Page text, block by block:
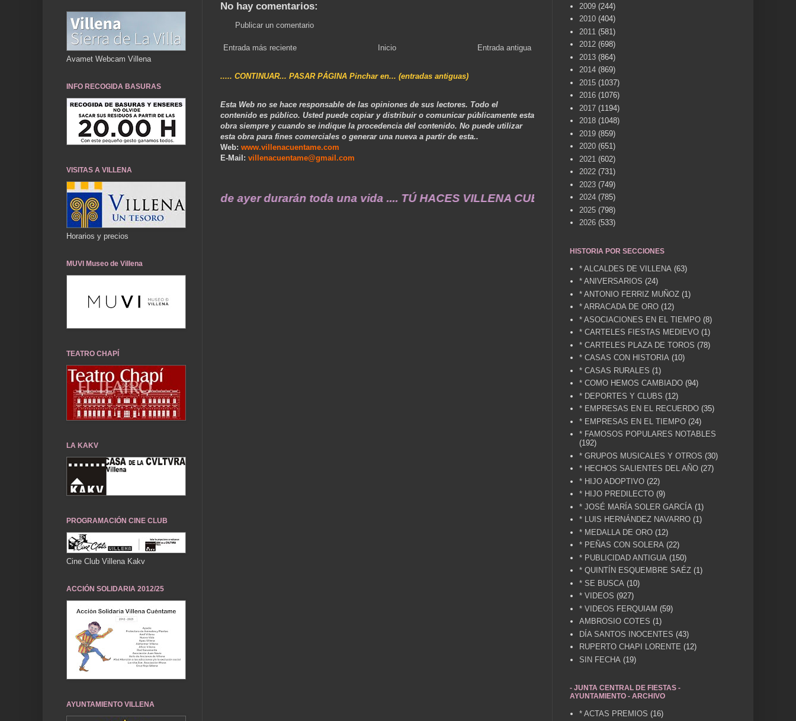
No hay comentarios:
Publicar un comentario
Entrada más reciente Entrada antigua
Inicio
..... CONTINUAR... PASAR PÁGINA Pinchar en... (entradas antiguas)
Esta Web no se hace responsable de las opiniones de sus lectores. Todo el
contenido es público. Usted puede copiar y distribuir o comunicar públicamente esta
obra siempre y cuando se indique la procedencia del contenido. No puede utilizar
esta obra para fines comerciales o generar una nueva a partir de esta..
Web: www.villenacuentame.com
E-Mail: villenacuentame@gmail.com
... Nuestros recuerdos de ayer durarán toda una vida .... TÚ HACES VILLENA CUÉNTAME... UN SERVICIO A LA MEMORIA HISTÓRICA
Avamet Webcam Villena
INFO RECOGIDA BASURAS
VISITAS A VILLENA
Horarios y precios
MUVI Museo de Villena
TEATRO CHAPÍ
LA KAKV
PROGRAMACIÓN CINE CLUB
Cine Club Villena Kakv
ACCIÓN SOLIDARIA 2012/25
AYUNTAMIENTO VILLENA
2009 (244)
2010 (404)
2011 (581)
2012 (698)
2013 (864)
2014 (869)
2015 (1037)
2016 (1076)
2017 (1194)
2018 (1048)
2019 (859)
2020 (651)
2021 (602)
2022 (731)
2023 (749)
2024 (785)
2025 (798)
2026 (533)
HISTORIA POR SECCIONES
* ALCALDES DE VILLENA (63)
* ANIVERSARIOS (24)
* ANTONIO FERRIZ MUÑOZ (1)
* ARRACADA DE ORO (12)
* ASOCIACIONES EN EL TIEMPO (8)
* CARTELES FIESTAS MEDIEVO (1)
* CARTELES PLAZA DE TOROS (78)
* CASAS CON HISTORIA (10)
* CASAS RURALES (1)
* COMO HEMOS CAMBIADO (94)
* DEPORTES Y CLUBS (12)
* EMPRESAS EN EL RECUERDO (35)
* EMPRESAS EN EL TIEMPO (24)
* FAMOSOS POPULARES NOTABLES
(192)
* GRUPOS MUSICALES Y OTROS (30)
* HECHOS SALIENTES DEL AÑO (27)
* HIJO ADOPTIVO (22)
* HIJO PREDILECTO (9)
* JOSÉ MARÍA SOLER GARCÍA (1)
* LUIS HERNÁNDEZ NAVARRO (1)
* MEDALLA DE ORO (12)
* PEÑAS CON SOLERA (22)
* PUBLICIDAD ANTIGUA (150)
* QUINTÍN ESQUEMBRE SAÉZ (1)
* SE BUSCA (10)
* VIDEOS (927)
* VIDEOS FERQUIAM (59)
AMBROSIO COTES (1)
DÍA SANTOS INOCENTES (43)
RUPERTO CHAPI LORENTE (12)
SIN FECHA (19)
- JUNTA CENTRAL DE FIESTAS -
AYUNTAMIENTO - ARCHIVO
* ACTAS PREMIOS (16)